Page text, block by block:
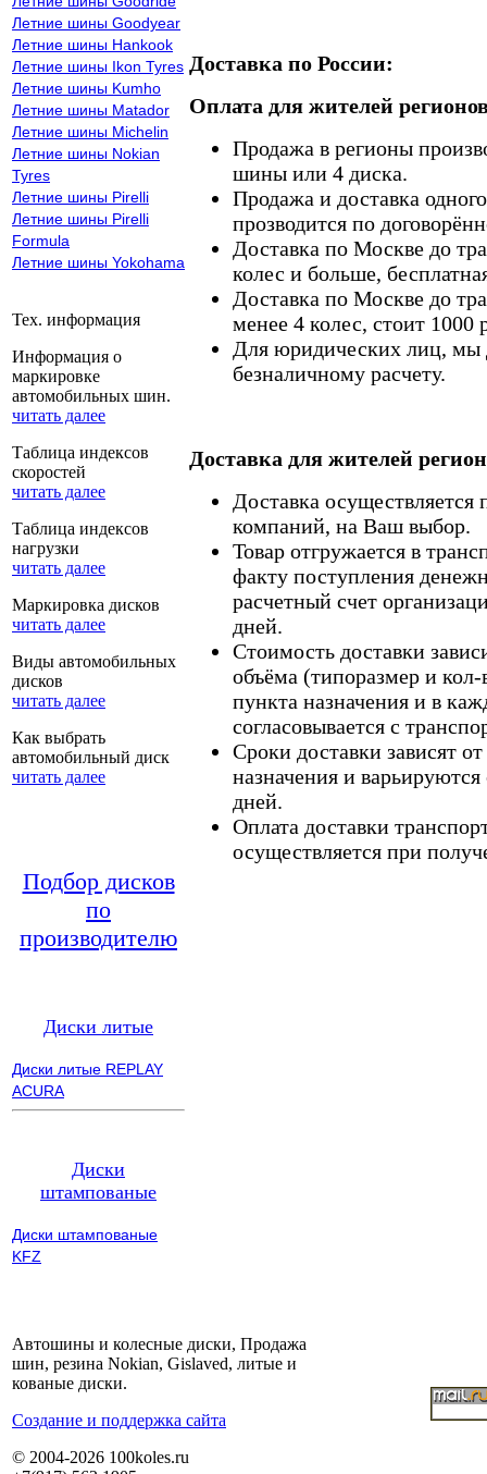
Летние шины Goodyear
Летние шины Hankook
Летние шины Ikon Tyres
Летние шины Kumho
Летние шины Matador
Летние шины Michelin
Летние шины Nokian
Tyres
Летние шины Pirelli
Летние шины Pirelli
Formula
Летние шины Yokohama
Тех. информация
Информация о
маркировке
автомобильных шин.
читать далее
Таблица индексов
скоростей
читать далее
Таблица индексов
нагрузки
читать далее
Маркировка дисков
читать далее
Виды автомобильных
дисков
читать далее
Как выбрать
автомобильный диск
читать далее
Подбор дисков
по
производителю
Диски литые
Диски литые REPLAY
ACURA
Диски
штампованые
Диски штампованые
KFZ
Доставка по России:
Оплата для жителей
Продажа в регионы
шины или 4 диска.
Продажа и доставка
прозводится по
Доставка по Москве до
колес и больше,
Доставка по Москве до
менее 4 колес, стоит 1000
Для юридических лиц, мы
безналичному расчету.
Доставка для жителей
Доставка
компаний, на Ваш выбор.
Товар отгружается в
факту поступления
расчетный счет
дней.
Стоимость доставки
объёма (типоразмер и кол-
пункта назначения и в
согласовывается с
Сроки доставки зависят
назначения и
дней.
Оплата доставки
осуществляется при
Автошины и колесные диски, Продажа
шин, резина Nokian, Gislaved, литые и
кованые диски.
Cоздание и поддержка сайта
© 2004-2026 100koles.ru